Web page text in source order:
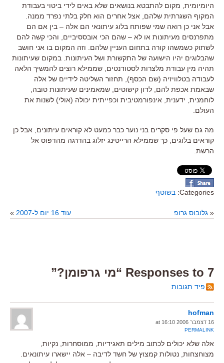
היומיומית, מקום להתבטא בנושאים שלא באים לידי ביטוי בעבודת
המקוף השגרתית שלהם, אצל אחרים הוא חלק בלתי נפרד ממנה.
אבל אני כן רואה שמי שפותח בלוג עיתונאי הם אלה – בין אם הם
מתפרנסים מעיתונות או לא – שהם הכי אובססיביים, והכי קשה להם
לשתוק כשמשהו קורה בתחום העניין שלהם. וזה המקום בו אני חושב
שהבלוגים יהיו הישועה של התקשורת ושל העיתונות. במקום שעיתונות
תהיה מין עבודת מלצרות לסטודנטים, שממילא רוצים להמשיך הלאה
לעבודה בטלוויזיה (שם הכסף), תחזור השליטה לידיים של אלה
שבאמת אכפת להם, לדון קישוטים, שמאמינים שעיתונות טובה,
לוחמנית, ידענית, אינפורמטיבית וכפייתית יכולה (אולי) לשנות את
העולם.
מה גם שעל פי סקרים בני נוער כבר כמעט לא קוראים עיתונים, אבל כן
קוראים בלוגים, כך שממילא הרייטינג יזלוג בהדרגה מהדפוס אל
הרשת.
Categories: בשוטף
« גלובוס גרופ עוד 16 יום ל-2007 »
7 Responses to “מי גרפומן?”
פיד תגובות
hofman
16 דצמבר 2006 at 16:10
PERMALINK
אלה שלא יכולים לכתוב מילים תאגידיות, ממוסחרות, נקיות,
מצוחצחות, נטולות קמצוץ של חשד לדיבה – אלה יישארו עיתונאים.